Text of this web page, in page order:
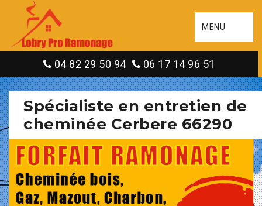
MENU
04 82 29 50 94 06 17 14 96 51
Spécialiste en entretien de
cheminée Cerbere 66290